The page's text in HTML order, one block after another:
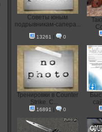
Советы юным
подрывникам-сапера...
13261 | 0
Тренировки в Counter
Strike. С...
16891 | 0